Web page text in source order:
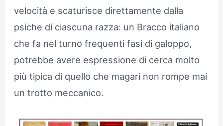
velocità e scaturisce direttamente dalla
psiche di ciascuna razza: un Bracco italiano
che fa nel turno frequenti fasi di galoppo,
potrebbe avere espressione di cerca molto
più tipica di quello che magari non rompe mai
un trotto meccanico.